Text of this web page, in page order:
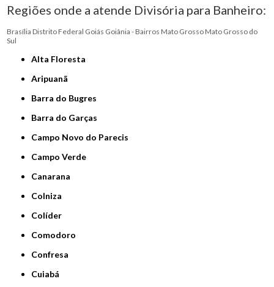
Regiões onde a atende Divisória para Banheiro:
Brasília Distrito Federal Goiás Goiânia - Bairros Mato Grosso Mato Grosso do
Sul
Alta Floresta
Aripuanã
Barra do Bugres
Barra do Garças
Campo Novo do Parecis
Campo Verde
Canarana
Colniza
Colíder
Comodoro
Confresa
Cuiabá